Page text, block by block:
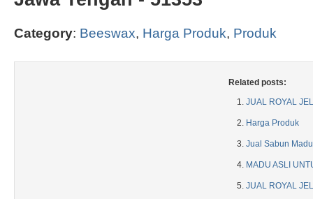
Category: Beeswax, Harga Produk, Produk
Related posts:
JUAL ROYAL
Harga Produk
Jual Sabun
MADU ASLI
JUAL ROYAL